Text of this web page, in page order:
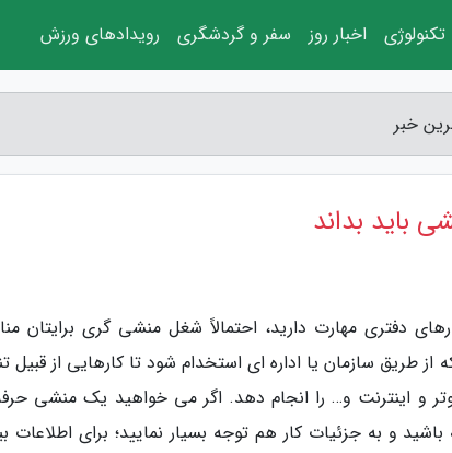
خبر
باید بداند
دفتری مهارت دارید، احتمالاً شغل منشی گری برایتان
سازمان یا اداره ای استخدام شود تا کارهایی از قبیل
و اینترنت و… را انجام دهد. اگر می خواهید یک منشی
و به جزئیات کار هم توجه بسیار نمایید؛ برای اطلاعات
اخبار روز سفر و گردشگری رویدادهای ورزش